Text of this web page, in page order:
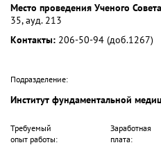
Место проведения Ученого
35, ауд. 213
Контакты: 206-50-94 (доб.1267)
Подразделение:
Институт фундаментальной
Требуемый
опыт работы:
Заработная
плата: